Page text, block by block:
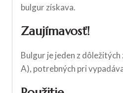
bulgur získava.
Zaujímavosť!
Bulgur je jeden z
A), potrebných pri